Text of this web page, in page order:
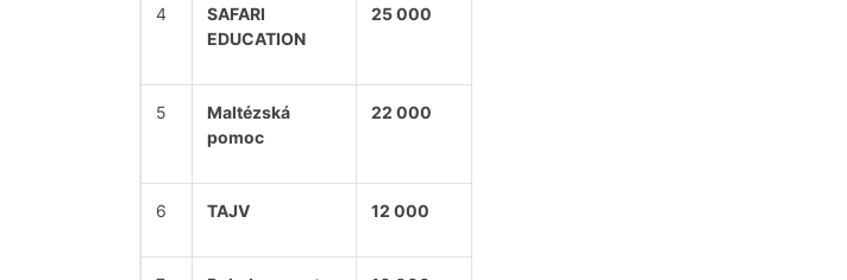
4
SAFARI
EDUCATION
25 000
5
Maltézská
pomoc
22 000
6 TAJV 12 000